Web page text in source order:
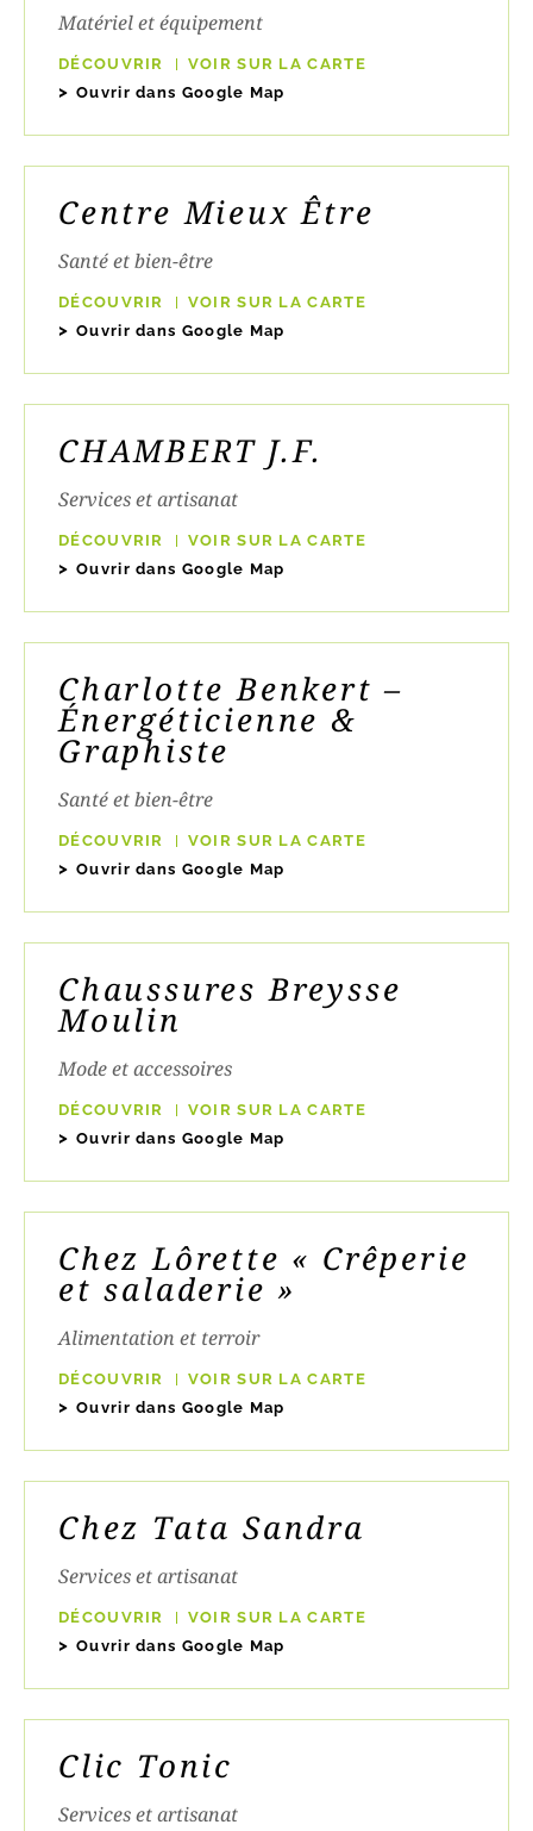
Matériel et équipement
DÉCOUVRIR
VOIR SUR LA CARTE
Ouvrir dans Google Map
Centre Mieux Être
Santé et bien-être
DÉCOUVRIR
VOIR SUR LA CARTE
Ouvrir dans Google Map
CHAMBERT J.F.
Services et artisanat
DÉCOUVRIR
VOIR SUR LA CARTE
Ouvrir dans Google Map
Charlotte Benkert –
Énergéticienne &
Graphiste
Santé et bien-être
DÉCOUVRIR
VOIR SUR LA CARTE
Ouvrir dans Google Map
Chaussures Breysse
Moulin
Mode et accessoires
DÉCOUVRIR
VOIR SUR LA CARTE
Ouvrir dans Google Map
Chez Lôrette « Crêperie
et saladerie »
Alimentation et terroir
DÉCOUVRIR
VOIR SUR LA CARTE
Ouvrir dans Google Map
Chez Tata Sandra
Services et artisanat
DÉCOUVRIR
VOIR SUR LA CARTE
Ouvrir dans Google Map
Clic Tonic
Services et artisanat